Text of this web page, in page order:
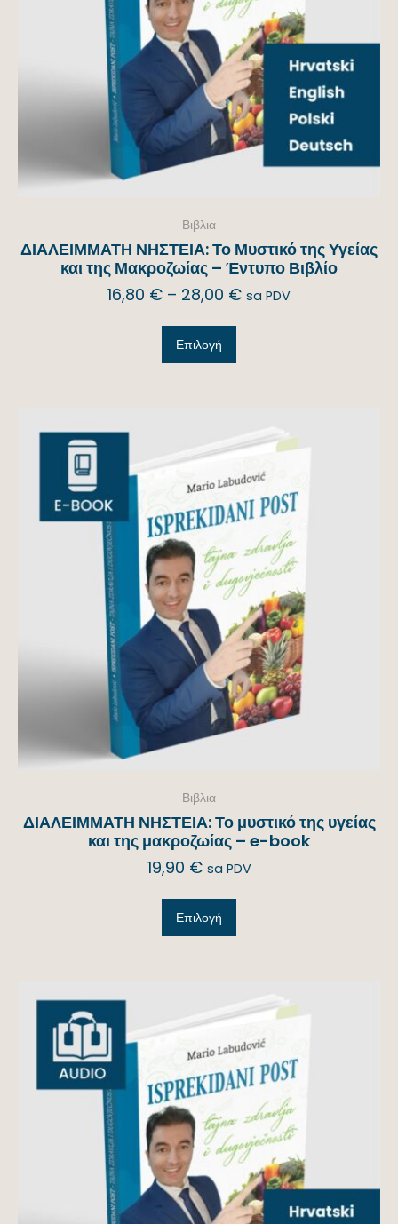
Βιβλια
ΔΙΑΛΕΙΜΜΑΤΗ ΝΗΣΤΕΙΑ: Το Μυστικό της Υγείας
και της Μακροζωίας – Έντυπο Βιβλίο
16,80 € – 28,00 € sa PDV
Επιλογή
Βιβλια
ΔΙΑΛΕΙΜΜΑΤΗ ΝΗΣΤΕΙΑ: Το μυστικό της υγείας
και της μακροζωίας – e-book
19,90 € sa PDV
Επιλογή